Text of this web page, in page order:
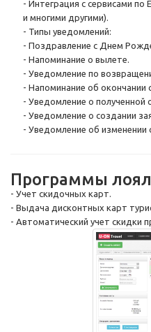
- Интеграция с сервисами по
и многими другими).
- Типы уведомлений:
- Поздравление с Днем
- Напоминание о вылете.
- Уведомление по
- Напоминание об окончании
- Уведомление о полученной
- Уведомление о создании
- Уведомление об изменении
Программы
- Учет скидочных карт.
- Выдача дисконтных карт
- Автоматический учет скидки